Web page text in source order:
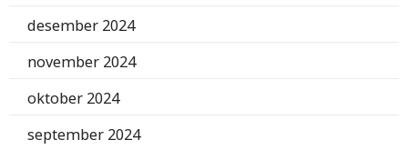
desember 2024
november 2024
oktober 2024
september 2024